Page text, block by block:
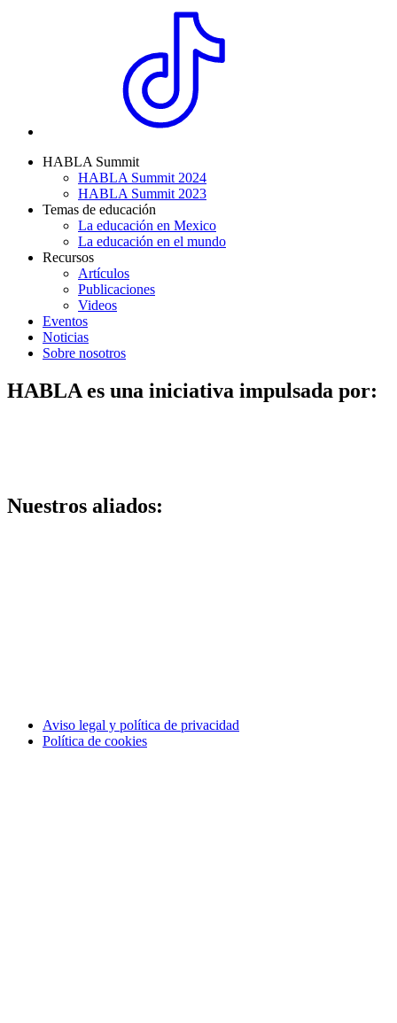
HABLA Summit
HABLA Summit 2024
HABLA Summit 2023
Temas de educación
La educación en Mexico
La educación en el mundo
Recursos
Artículos
Publicaciones
Videos
Eventos
Noticias
Sobre nosotros
HABLA es una iniciativa impulsada por:
Nuestros aliados:
Aviso legal y política de privacidad
Política de cookies